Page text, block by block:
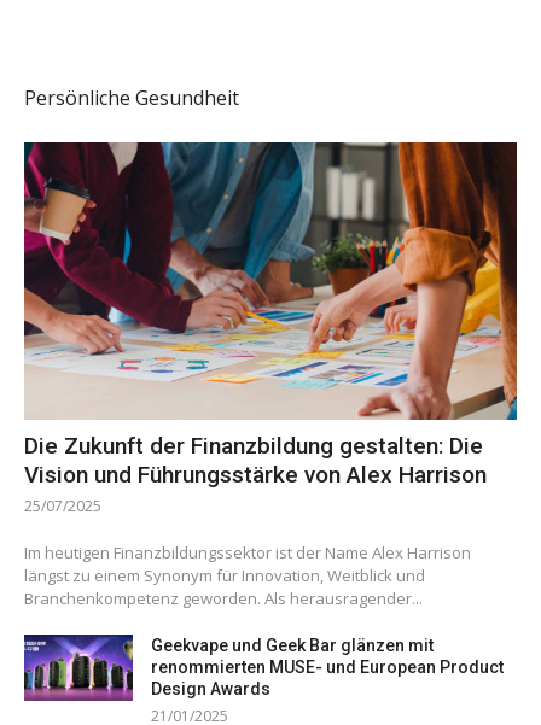
Persönliche Gesundheit
Die Zukunft der Finanzbildung gestalten: Die
Vision und Führungsstärke von Alex Harrison
25/07/2025
Im heutigen Finanzbildungssektor ist der Name Alex Harrison
längst zu einem Synonym für Innovation, Weitblick und
Branchenkompetenz geworden. Als herausragender...
Geekvape und Geek Bar glänzen mit
renommierten MUSE- und European Product
Design Awards
21/01/2025